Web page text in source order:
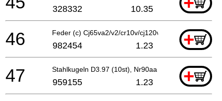
328332 10.35
Feder (c) Cj65va2/v2/cr10v/cj120v, Nr90aa+
46 982454 1.23
Stahlkugeln D3.97 (10st), Nr90aa +
47 959155 1.23